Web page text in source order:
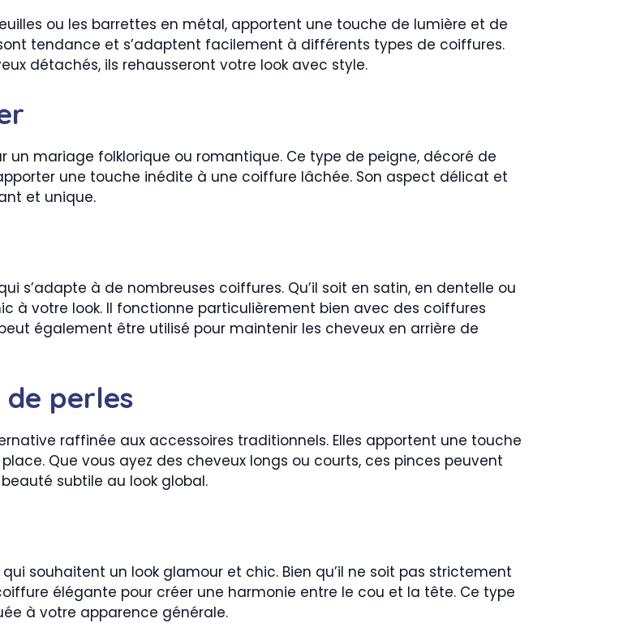
ou les barrettes en métal, apportent une touche de lumière et de
tendance et s’adaptent facilement à différents types de coiffures.
détachés, ils rehausseront votre look avec style.
un mariage folklorique ou romantique. Ce type de peigne, décoré de
une touche inédite à une coiffure lâchée. Son aspect délicat et
et unique.
s’adapte à de nombreuses coiffures. Qu’il soit en satin, en dentelle ou
à votre look. Il fonctionne particulièrement bien avec des coiffures
également être utilisé pour maintenir les cheveux en arrière de
de perles
raffinée aux accessoires traditionnels. Elles apportent une touche
Que vous ayez des cheveux longs ou courts, ces pinces peuvent
subtile au look global.
souhaitent un look glamour et chic. Bien qu’il ne soit pas strictement
élégante pour créer une harmonie entre le cou et la tête. Ce type
à votre apparence générale.